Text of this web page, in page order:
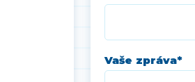
Vaše zpráva*